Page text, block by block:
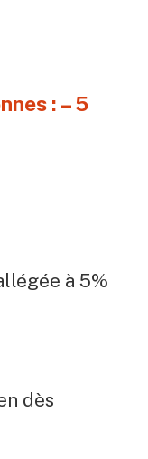
: – 5
à 5%
dès